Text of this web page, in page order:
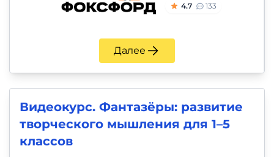
4.7 133
Далее
Видеокурс. Фантазёры: развитие
творческого мышления для 1–5
классов